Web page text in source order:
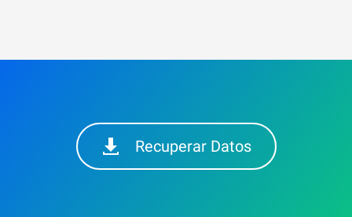
Recuperar Datos